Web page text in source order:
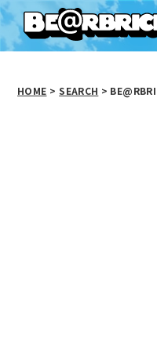
HOME > SEARCH >